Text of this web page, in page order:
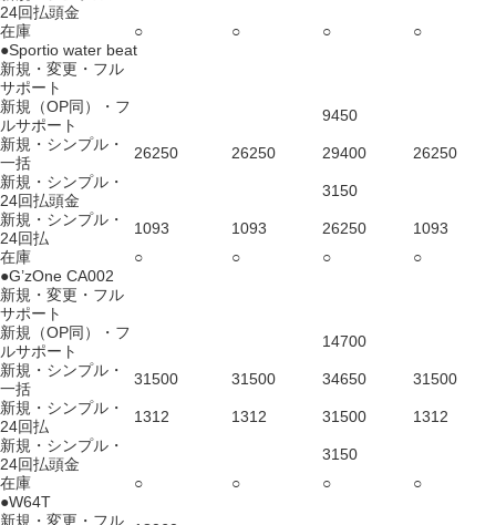
24回払頭金
在庫
○ ○ ○
○
●Sportio water beat
新規・変更・フル
サポート
新規（OP同）・フ
ルサポート
9450
新規・シンプル・
一括
26250 26250 29400
26250
新規・シンプル・
24回払頭金
3150
新規・シンプル・
24回払
1093 1093 26250
1093
在庫
○ ○ ○
○
●G’zOne CA002
新規・変更・フル
サポート
新規（OP同）・フ
ルサポート
14700
新規・シンプル・
一括
31500 31500 34650
31500
新規・シンプル・
24回払
1312 1312 31500
1312
新規・シンプル・
24回払頭金
3150
在庫
○ ○ ○
○
●W64T
新規・変更・フル